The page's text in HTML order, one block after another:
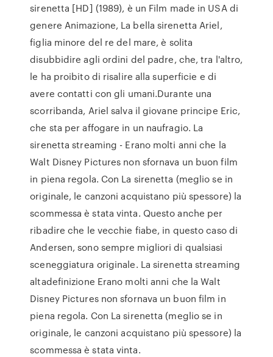
sirenetta [HD] (1989), è un Film made in USA di
genere Animazione, La bella sirenetta Ariel,
figlia minore del re del mare, è solita
disubbidire agli ordini del padre, che, tra l'altro,
le ha proibito di risalire alla superficie e di
avere contatti con gli umani.Durante una
scorribanda, Ariel salva il giovane principe Eric,
che sta per affogare in un naufragio. La
sirenetta streaming - Erano molti anni che la
Walt Disney Pictures non sfornava un buon film
in piena regola. Con La sirenetta (meglio se in
originale, le canzoni acquistano più spessore) la
scommessa è stata vinta. Questo anche per
ribadire che le vecchie fiabe, in questo caso di
Andersen, sono sempre migliori di qualsiasi
sceneggiatura originale. La sirenetta streaming
altadefinizione Erano molti anni che la Walt
Disney Pictures non sfornava un buon film in
piena regola. Con La sirenetta (meglio se in
originale, le canzoni acquistano più spessore) la
scommessa è stata vinta.